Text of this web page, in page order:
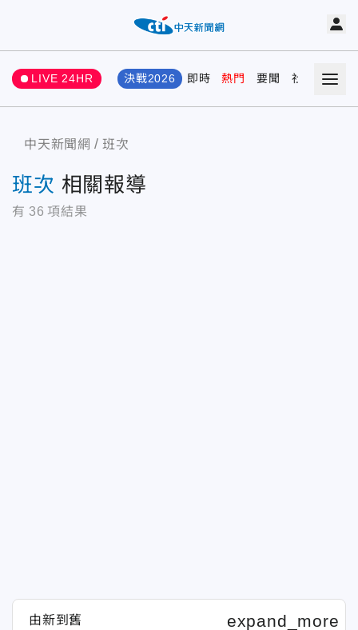
LIVE 24HR 決戰2026 即時 熱門 要聞 社會 娛樂
中天新聞網 班次
班次 相關報導
有 36 項結果